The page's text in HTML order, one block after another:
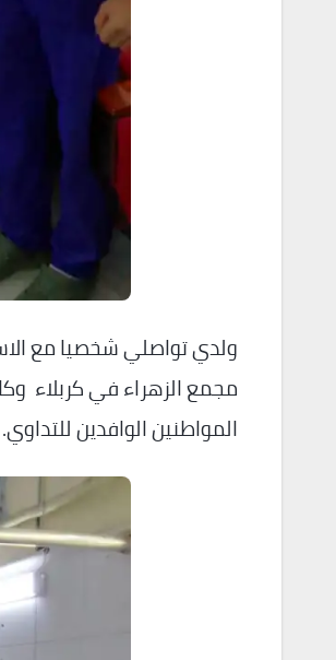
ولدي تواصلي شخصيا مع
مجمع الزهراء في كربلاء
المواطنين الوافدين للتداوي.